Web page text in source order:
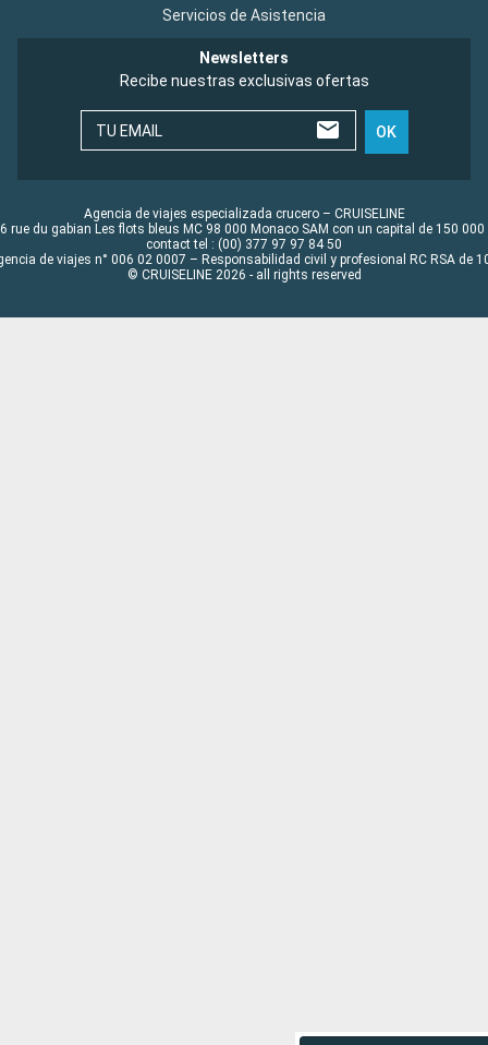
Servicios de Asistencia
Newsletters
Recibe nuestras exclusivas ofertas
TU EMAIL OK
Agencia de viajes especializada crucero – CRUISELINE
rue du gabian Les flots bleus MC 98 000 Monaco SAM con un capital de 150 000
contact tel : (00) 377 97 97 84 50
de viajes n° 006 02 0007 – Responsabilidad civil y profesional RC RSA de
© CRUISELINE 2026 - all rights reserved